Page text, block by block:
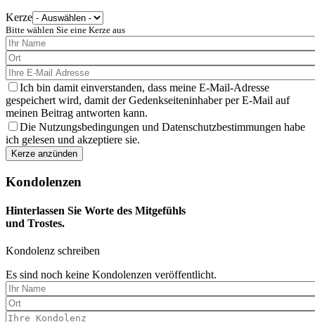
Kerze
Bitte wählen Sie eine Kerze aus
Ich bin damit einverstanden, dass meine E-Mail-Adresse
gespeichert wird, damit der Gedenkseiteninhaber per E-Mail auf
meinen Beitrag antworten kann.
Die Nutzungsbedingungen und Datenschutzbestimmungen habe
ich gelesen und akzeptiere sie.
Kondolenzen
Hinterlassen Sie Worte des Mitgefühls
und Trostes.
Kondolenz schreiben
Es sind noch keine Kondolenzen veröffentlicht.